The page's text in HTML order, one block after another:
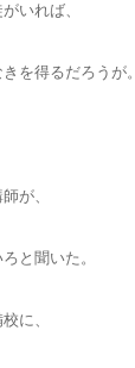
いれば、
を得るだろうが。
が、
と聞いた。
に、